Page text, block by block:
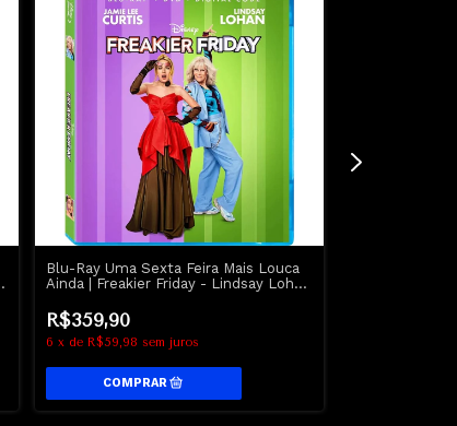
Blu-Ray Uma Sexta Feira Mais Louca
Ainda | Freakier Friday - Lindsay Lohan
R$359,90
6 x de R$59,98 sem juros